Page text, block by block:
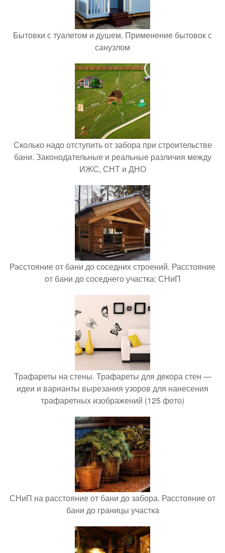
Бытовки с туалетом и душем. Применение бытовок с
санузлом
Сколько надо отступить от забора при строительстве
бани. Законодательные и реальные различия между
ИЖС, СНТ и ДНО
Расстояние от бани до соседних строений. Расстояние
от бани до соседнего участка: СНиП
Трафареты на стены. Трафареты для декора стен —
идеи и варианты вырезания узоров для нанесения
трафаретных изображений (125 фото)
СНиП на расстояние от бани до забора. Расстояние от
бани до границы участка